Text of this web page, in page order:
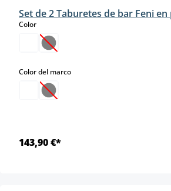
Set de 2 Taburetes de bar Feni
Colorselect
(Esta opción no está disponible en
Color del marcoselect
(Esta opción no está disponible en
143,90 €*